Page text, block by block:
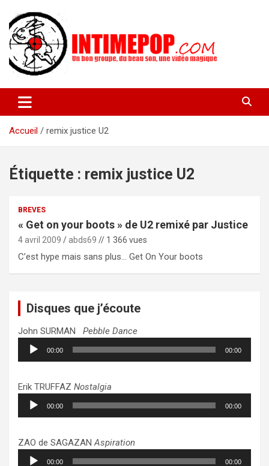
contenu
intimepop.com
actuelles pop rock, post-rock, indé sur Lyon. rock pop concert
lyon
Accueil
remix justice U2
Étiquette : remix justice U2
BREVES
« Get on your boots » de U2 remixé par Justice
4 avril 2009 abds69 // 1 366 vues
C’est hype mais sans plus… Get On Your boots
Disques que j’écoute
John SURMAN Pebble Dance
Lecteur
audio
00:00 00:00
Erik TRUFFAZ Nostalgia
Lecteur
audio
00:00 00:00
ZAO de SAGAZANAspiration
Lecteur
00:00 00:00